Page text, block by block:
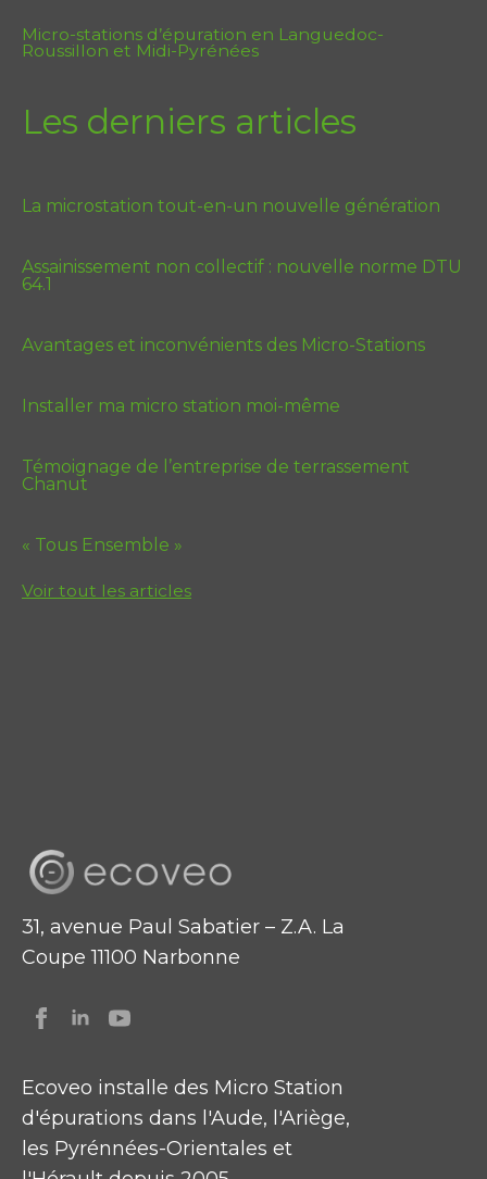
Micro-stations d’épuration en Languedoc-
Roussillon et Midi-Pyrénées
Les derniers articles
La microstation tout-en-un nouvelle génération
Assainissement non collectif : nouvelle norme DTU
64.1
Avantages et inconvénients des Micro-Stations
Installer ma micro station moi-même
Témoignage de l’entreprise de terrassement
Chanut
« Tous Ensemble »
Voir tout les articles
31, avenue Paul Sabatier – Z.A. La
Coupe 11100 Narbonne
Ecoveo installe des Micro Station
d'épurations dans l'Aude, l'Ariège,
les Pyrénnées-Orientales et